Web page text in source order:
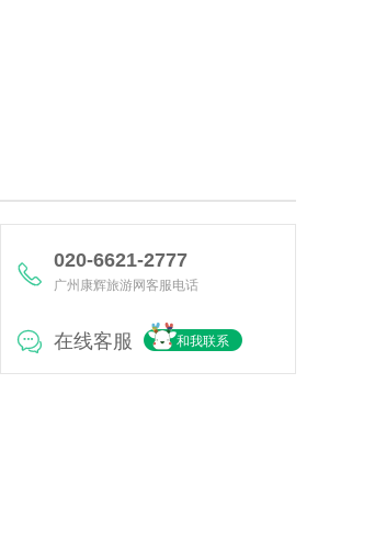
020-6621-2777
广州康辉旅游网客服电话
在线客服 和我联系